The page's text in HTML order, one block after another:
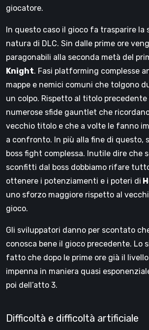
giocatore.
In questo caso il gioco fa trasparire la
natura di DLC. Sin dalle prime ore
paragonabili alla seconda metà del
Knight. Fasi platforming complesse
mappe e nemici comuni che tolgono
un colpo. Rispetto al titolo precedente
numerose sfide gauntlet che
vecchio titolo e che a volte le fanno
a confronto. In più alla fine di questo,
boss fight complessa. Inutile dire che
sconfitti dal boss dobbiamo rifare
ottenere i potenziamenti e i poteri di
uno sforzo maggiore rispetto al
gioco.
Gli sviluppatori danno per scontato
conosca bene il gioco precedente. Lo
fatto che dopo le prime ore già il
impenna in maniera quasi
poi dell’atto 3.
Difficoltà e difficoltà artificiale